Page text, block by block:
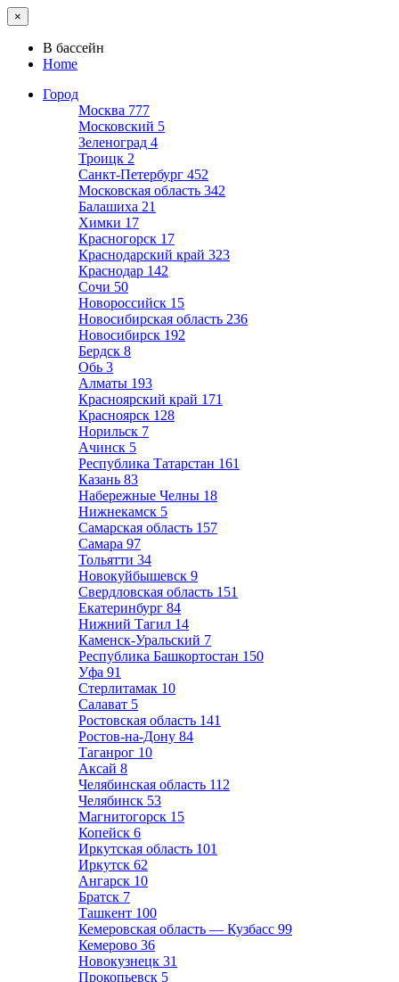
×
В бассейн
Home
Город
Москва 777
Московский 5
Зеленоград 4
Троицк 2
Санкт-Петербург 452
Московская область 342
Балашиха 21
Химки 17
Красногорск 17
Краснодарский край 323
Краснодар 142
Сочи 50
Новороссийск 15
Новосибирская область 236
Новосибирск 192
Бердск 8
Обь 3
Алматы 193
Красноярский край 171
Красноярск 128
Норильск 7
Ачинск 5
Республика Татарстан 161
Казань 83
Набережные Челны 18
Нижнекамск 5
Самарская область 157
Самара 97
Тольятти 34
Новокуйбышевск 9
Свердловская область 151
Екатеринбург 84
Нижний Тагил 14
Каменск-Уральский 7
Республика Башкортостан 150
Уфа 91
Стерлитамак 10
Салават 5
Ростовская область 141
Ростов-на-Дону 84
Таганрог 10
Аксай 8
Челябинская область 112
Челябинск 53
Магнитогорск 15
Копейск 6
Иркутская область 101
Иркутск 62
Ангарск 10
Братск 7
Ташкент 100
Кемеровская область — Кузбасс 99
Кемерово 36
Новокузнецк 31
Прокопьевск 5